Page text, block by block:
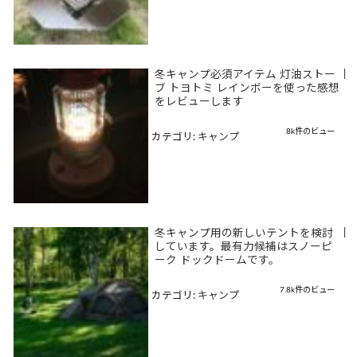
冬キャンプ必須アイテム 灯油ストー
ブ トヨトミ レインボーを使った感想
をレビューします
8k件のビュー
カテゴリ: キャンプ
冬キャンプ用の新しいテントを検討
しています。最有力候補はスノーピ
ーク ドックドームです。
7.8k件のビュー
カテゴリ: キャンプ